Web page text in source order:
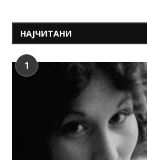
НАЈЧИТАНИ
1